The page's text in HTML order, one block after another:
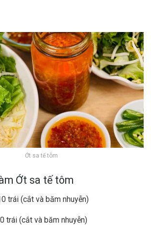
Ớt sa tế tôm
Ớt sa tế tôm
trái (cắt và băm nhuyễn)
trái (cắt và băm nhuyễn)